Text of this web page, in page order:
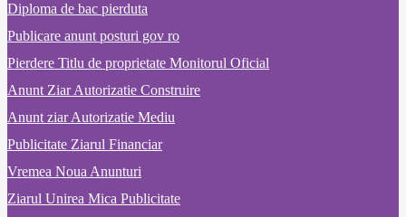
Diploma de bac pierduta
Publicare anunt posturi gov ro
Pierdere Titlu de proprietate Monitorul Oficial
Anunt Ziar Autorizatie Construire
Anunt ziar Autorizatie Mediu
Publicitate Ziarul Financiar
Vremea Noua Anunturi
Ziarul Unirea Mica Publicitate